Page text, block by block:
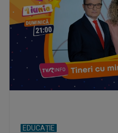
EDUCAȚIE